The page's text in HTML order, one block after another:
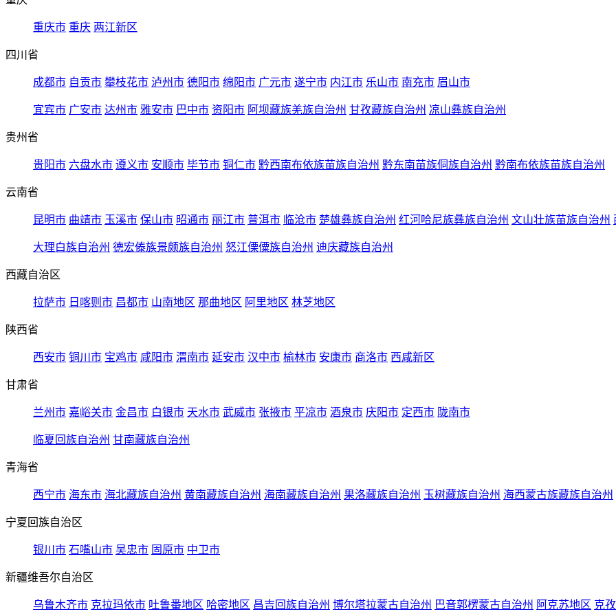
重庆市 重庆 两江新区
四川省
成都市 自贡市 攀枝花市 泸州市 德阳市 绵阳市 广元市 遂宁市 内江市 乐山市 南充市 眉山市
宜宾市 广安市 达州市 雅安市 巴中市 资阳市 阿坝藏族羌族自治州 甘孜藏族自治州 凉山彝族自治州
贵州省
贵阳市 六盘水市 遵义市 安顺市 毕节市 铜仁市 黔西南布依族苗族自治州 黔东南苗族侗族自治州 黔南布依族苗族自治州
云南省
昆明市 曲靖市 玉溪市 保山市 昭通市 丽江市 普洱市 临沧市 楚雄彝族自治州 红河哈尼族彝族自治州 文山壮族苗族自治州
大理白族自治州 德宏傣族景颇族自治州 怒江傈僳族自治州 迪庆藏族自治州
西藏自治区
拉萨市 日喀则市 昌都市 山南地区 那曲地区 阿里地区 林芝地区
陕西省
西安市 铜川市 宝鸡市 咸阳市 渭南市 延安市 汉中市 榆林市 安康市 商洛市 西咸新区
甘肃省
兰州市 嘉峪关市 金昌市 白银市 天水市 武威市 张掖市 平凉市 酒泉市 庆阳市 定西市 陇南市
临夏回族自治州 甘南藏族自治州
青海省
西宁市 海东市 海北藏族自治州 黄南藏族自治州 海南藏族自治州 果洛藏族自治州 玉树藏族自治州 海西蒙古族藏族自治州
宁夏回族自治区
银川市 石嘴山市 吴忠市 固原市 中卫市
新疆维吾尔自治区
乌鲁木齐市 克拉玛依市 吐鲁番地区 哈密地区 昌吉回族自治州 博尔塔拉蒙古自治州 巴音郭楞蒙古自治州 阿克苏地区 克